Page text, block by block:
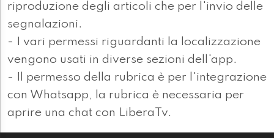
riproduzione degli articoli che per l'invio delle
segnalazioni.
- I vari permessi riguardanti la localizzazione
vengono usati in diverse sezioni dell'app.
- Il permesso della rubrica è per l'integrazione
con Whatsapp, la rubrica è necessaria per
aprire una chat con LiberaTv.